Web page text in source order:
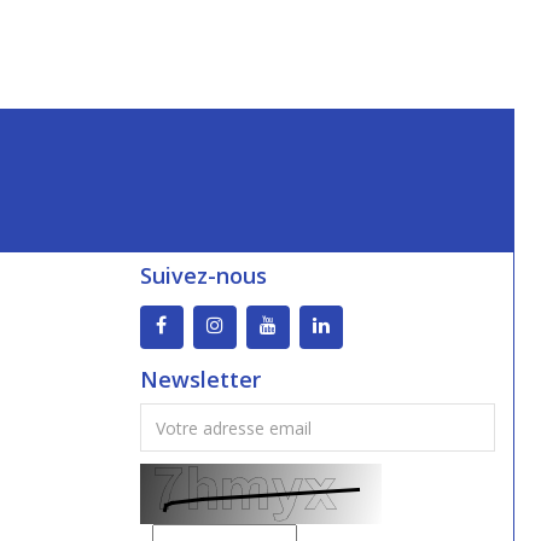
Suivez-nous
Newsletter